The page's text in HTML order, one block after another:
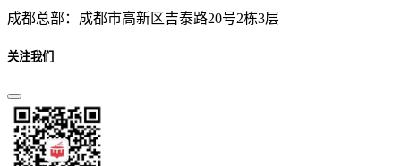
成都总部：成都市高新区吉泰路20号2栋3层
关注我们